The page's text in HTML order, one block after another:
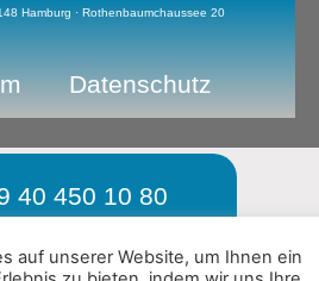
Hamburg · Rothenbaumchaussee 20
Datenschutz
40 450 10 80
auf unserer Website, um Ihnen ein